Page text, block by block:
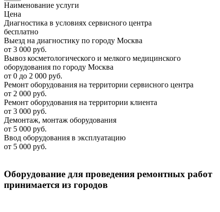
Наименование услуги
Цена
Диагностика в условиях сервисного центра
бесплатно
Выезд на диагностику по городу Москва
от 3 000 руб.
Вывоз косметологического и мелкого медицинского
оборудования по городу Москва
от 0 до 2 000 руб.
Ремонт оборудования на территории сервисного центра
от 2 000 руб.
Ремонт оборудования на территории клиента
от 3 000 руб.
Демонтаж, монтаж оборудования
от 5 000 руб.
Ввод оборудования в эксплуатацию
от 5 000 руб.
Оборудование для проведения ремонтных работ
принимается из городов